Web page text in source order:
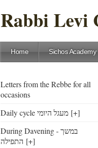
Rabbi Levi
Home Sichos Academy
Letters from the Rebbe for all
occasions
Daily cycle מעגל היומי [+]
During Davening - במשך
התפילה [+]